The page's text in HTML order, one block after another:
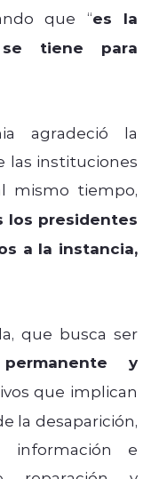
que “es la
tiene para
agradeció la
las instituciones
mismo tiempo,
los presidentes
a la instancia,
que busca ser
y
que implican
la desaparición,
información e